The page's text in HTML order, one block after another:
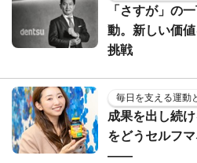
「さすが」の
動。新しい価
挑戦
毎日を支える運動
成果を出し続
をどうセルフ
——